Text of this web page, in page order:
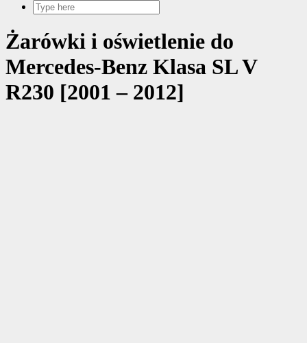
Żarówki i oświetlenie do
Mercedes-Benz Klasa SL V
R230 [2001 – 2012]